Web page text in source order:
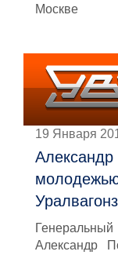
Москве
19 Января
Александр
Александр